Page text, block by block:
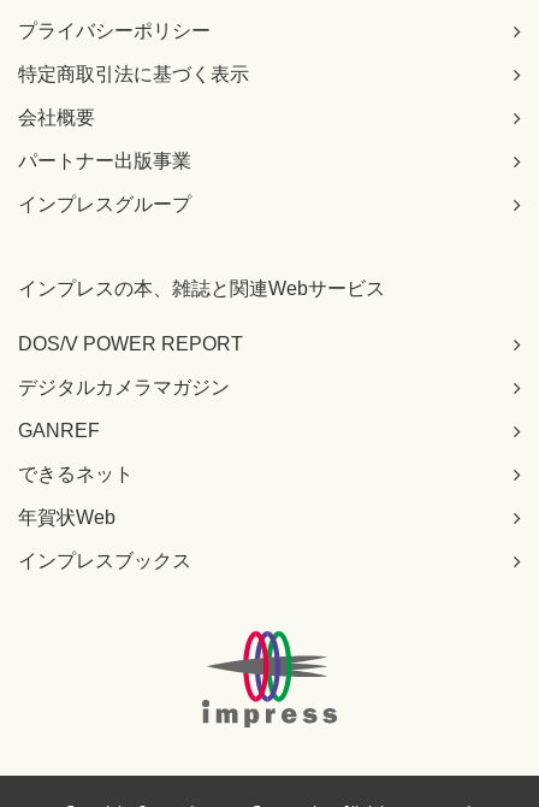
プライバシーポリシー
特定商取引法に基づく表示
会社概要
パートナー出版事業
インプレスグループ
インプレスの本、雑誌と関連Webサービス
DOS/V POWER REPORT
デジタルカメラマガジン
GANREF
できるネット
年賀状Web
インプレスブックス